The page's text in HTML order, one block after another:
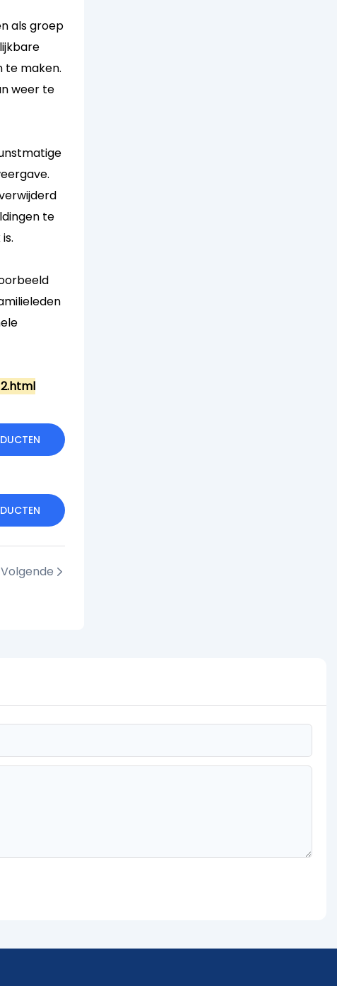
als groep
te maken.
weer te
te